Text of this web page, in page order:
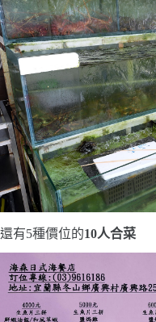
還有5種價位的10人合菜